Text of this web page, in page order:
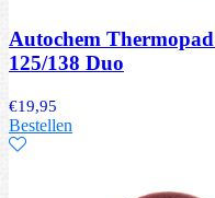
Autochem
125/138 Duo
€19,95
Bestellen